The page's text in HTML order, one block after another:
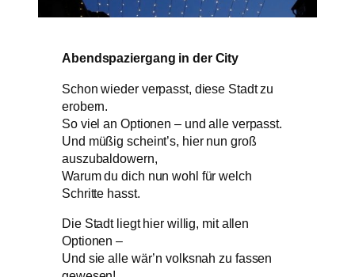
Abendspaziergang in der City
Schon wieder verpasst, diese Stadt zu
erobern.
So viel an Optionen – und alle verpasst.
Und müßig scheint’s, hier nun groß
auszubaldowern,
Warum du dich nun wohl für welch
Schritte hasst.
Die Stadt liegt hier willig, mit allen
Optionen –
Und sie alle wär’n volksnah zu fassen